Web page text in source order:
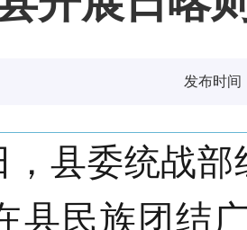
发布时间
，县委统战
县民族团结